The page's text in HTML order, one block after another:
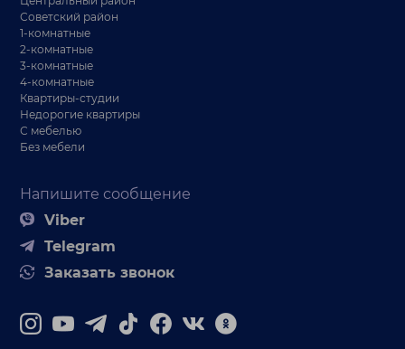
Напишите сообщение
Viber
Telegram
Заказать звонок
Советский район
1-комнатные
2-комнатные
3-комнатные
4-комнатные
Квартиры-студии
Недорогие квартиры
С мебелью
Без мебели